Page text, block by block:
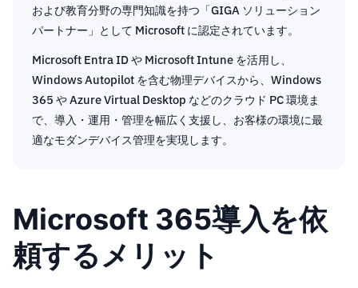
および教育分野の専門知識を持つ「GIGA ソリューション
パートナー」として Microsoft に認定されています。
Microsoft Entra ID や Microsoft Intune を活用し、
Windows Autopilot を含む物理デバイスから、Windows
365 や Azure Virtual Desktop などのクラウド PC 環境ま
で、導入・運用・管理を幅広く支援し、お客様の環境に最
適なモダンデバイス管理を実現します。
Microsoft 365導入を依
頼するメリット